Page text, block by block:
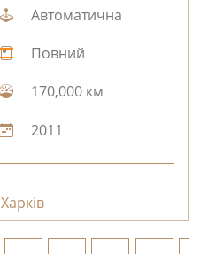
Автоматична
Повний
170,000 км
2011
Харків